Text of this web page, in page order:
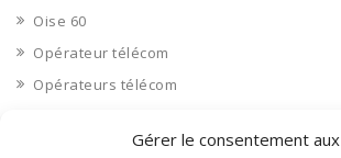
Gérer le consentement aux
Oise 60
Opérateur télécom
Opérateurs télécom